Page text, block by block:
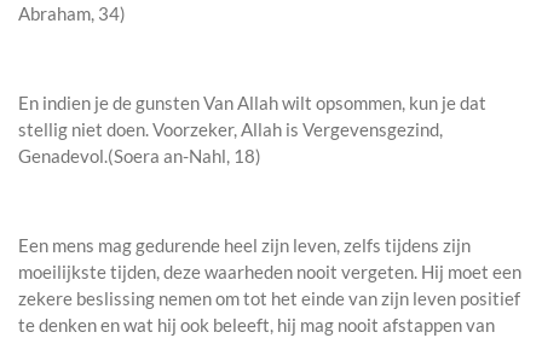
Abraham, 34)
En indien je de gunsten Van Allah wilt opsommen, kun je dat
stellig niet doen. Voorzeker, Allah is Vergevensgezind,
Genadevol.(Soera an-Nahl, 18)
Een mens mag gedurende heel zijn leven, zelfs tijdens zijn
moeilijkste tijden, deze waarheden nooit vergeten. Hij moet een
zekere beslissing nemen om tot het einde van zijn leven positief
te denken en wat hij ook beleeft, hij mag nooit afstappen van